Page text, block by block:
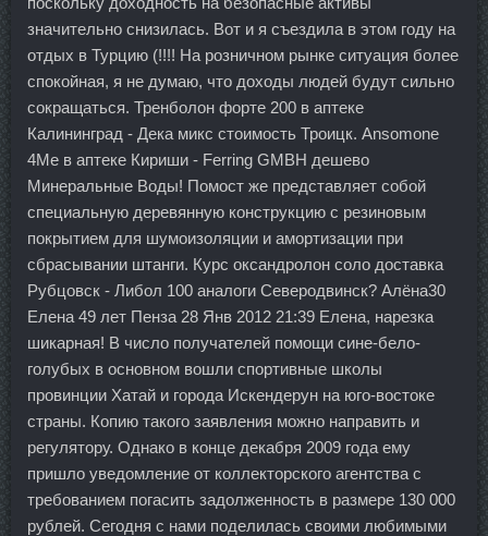
значительно снизилась. Вот и я съездила в этом году на
отдых в Турцию (!!!! На розничном рынке ситуация более
спокойная, я не думаю, что доходы людей будут сильно
сокращаться. Тренболон форте 200 в аптеке
Калининград - Дека микс стоимость Троицк. Ansomone
4Me в аптеке Кириши - Ferring GMBH дешево
Минеральные Воды! Помост же представляет собой
специальную деревянную конструкцию с резиновым
покрытием для шумоизоляции и амортизации при
сбрасывании штанги. Курс оксандролон соло доставка
Рубцовск - Либол 100 аналоги Северодвинск? Алёна30
Елена 49 лет Пенза 28 Янв 2012 21:39 Елена, нарезка
шикарная! В число получателей помощи сине-бело-
голубых в основном вошли спортивные школы
провинции Хатай и города Искендерун на юго-востоке
страны. Копию такого заявления можно направить и
регулятору. Однако в конце декабря 2009 года ему
пришло уведомление от коллекторского агентства с
требованием погасить задолженность в размере 130 000
рублей. Сегодня с нами поделилась своими любимыми